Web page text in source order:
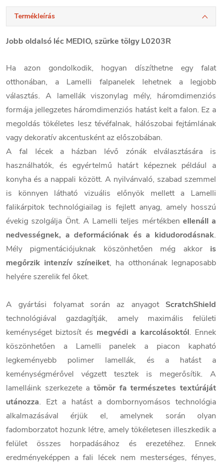
Termékleírás
Jobb oldalsó léc MEDIO, szürke tölgy L0203R
Ha azon gondolkodik, hogyan díszíthetne egy falat
otthonában, a Lamelli falpanelek lehetnek a legjobb
választás. A lamellák viszonylag mély, háromdimenziós
formája jellegzetes háromdimenziós hatást kelt a falon. Ez a
megoldás tökéletes lesz tévéfalnak, hálószobai fejtámlának
vagy dekoratív akcentusként az előszobában.
A fal lécek a házban lévő zónák elválasztására is
használhatók, és egyértelmű határt képeznek például a
konyha és a nappali között. A nyilvánvaló, szabad szemmel
is könnyen látható vizuális előnyök mellett a Lamelli
falikárpitok technológiailag is fejlett anyag, amely hosszú
évekig szolgálja Önt. A Lamelli teljes mértékben ellenáll a
nedvességnek, a deformációnak és a kidudorodásnak.
Mély pigmentációjuknak köszönhetően még akkor is
megőrzik intenzív színeiket, ha otthonának legnaposabb
helyére szerelik fel őket.
A gyártási folyamat során az anyagot ScratchShield
technológiával gazdagítják, amely maximális felületi
keménységet biztosít és megvédi a karcolásoktól. Ennek
köszönhetően a Lamelli panelek a piacon kapható
legkeményebb polimer lamellák, és a hatást a
keménységmérővel végzett tesztek is megerősítik. A
lamelláink szerkezete a tömör fa természetes textúráját
utánozza. Ezt a hatást a dombornyomásos technológia
alkalmazásával érjük el, amelynek során olyan
fadomborzatot hozunk létre, amely tökéletesen illeszkedik a
felület összes horpadásához és erezetéhez. Ennek
eredményeképpen a fali lécek nem mesterséges, fényes,